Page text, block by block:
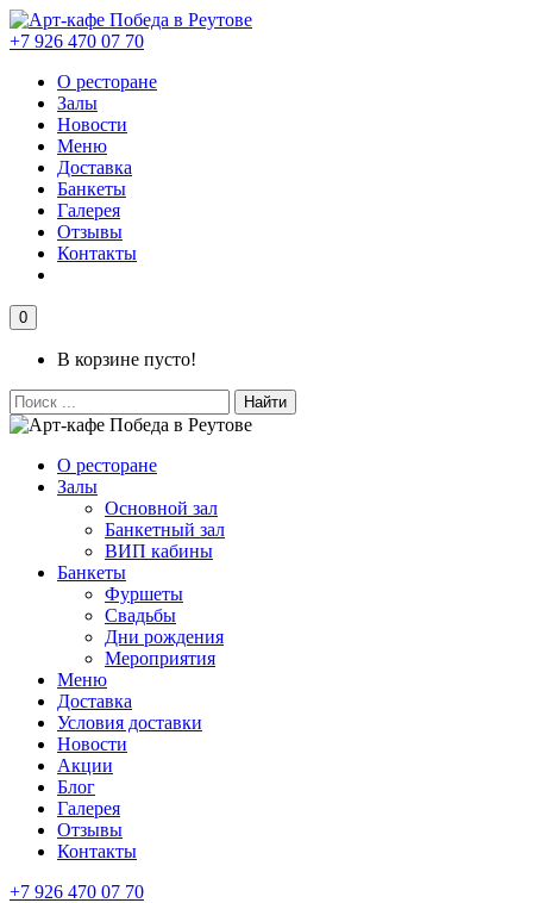
+7 926 470 07 70
О ресторане
Залы
Новости
Меню
Доставка
Банкеты
Галерея
Отзывы
Контакты
0
В корзине пусто!
Найти
О ресторане
Залы
Основной зал
Банкетный зал
ВИП кабины
Банкеты
Фуршеты
Свадьбы
Дни рождения
Мероприятия
Меню
Доставка
Условия доставки
Новости
Акции
Блог
Галерея
Отзывы
Контакты
+7 926 470 07 70